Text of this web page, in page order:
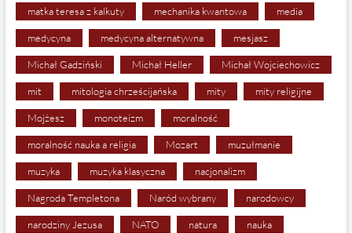
matka teresa z kalkuty mechanika kwantowa media
medycyna medycyna alternatywna mesjasz
Michał Gadziński Michał Heller Michał Wojciechowicz
mit mitologia chrześcijańska mity mity religijne
Mojżesz monoteizm moralność
moralność nauka a religia Mozart muzułmanie
muzyka muzyka klasyczna nacjonalizm
Nagroda Templetona Naród wybrany narodowcy
narodziny Jezusa NATO natura nauka